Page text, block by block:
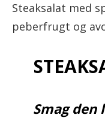
Steaksalat med
peberfrugt og
Smag